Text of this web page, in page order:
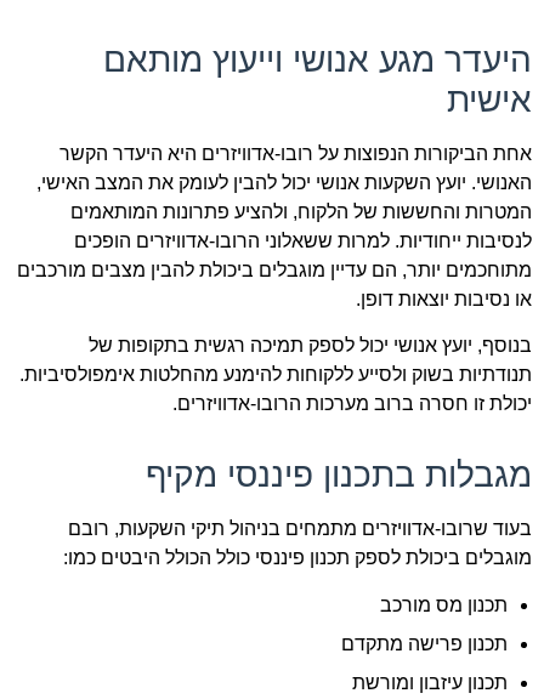
היעדר מגע אנושי וייעוץ מותאם
אישית
אחת הביקורות הנפוצות על רובו-אדוויזרים היא היעדר הקשר
האנושי. יועץ השקעות אנושי יכול להבין לעומק את המצב האישי,
המטרות והחששות של הלקוח, ולהציע פתרונות המותאמים
לנסיבות ייחודיות. למרות ששאלוני הרובו-אדוויזרים הופכים
מתוחכמים יותר, הם עדיין מוגבלים ביכולת להבין מצבים מורכבים
או נסיבות יוצאות דופן.
בנוסף, יועץ אנושי יכול לספק תמיכה רגשית בתקופות של
תנודתיות בשוק ולסייע ללקוחות להימנע מהחלטות אימפולסיביות.
יכולת זו חסרה ברוב מערכות הרובו-אדוויזרים.
מגבלות בתכנון פיננסי מקיף
בעוד שרובו-אדוויזרים מתמחים בניהול תיקי השקעות, רובם
מוגבלים ביכולת לספק תכנון פיננסי כולל הכולל היבטים כמו:
תכנון מס מורכב
תכנון פרישה מתקדם
תכנון עיזבון ומורשת